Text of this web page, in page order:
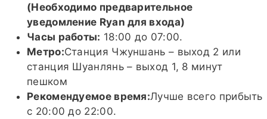
(Необходимо предварительное
уведомление Ryan для входа)
Часы работы: 18:00 до 07:00.
Метро:Станция Чжуншань – выход 2 или
станция Шуанлянь – выход 1, 8 минут
пешком
Рекомендуемое время:Лучше всего прибыть
с 20:00 до 22:00.